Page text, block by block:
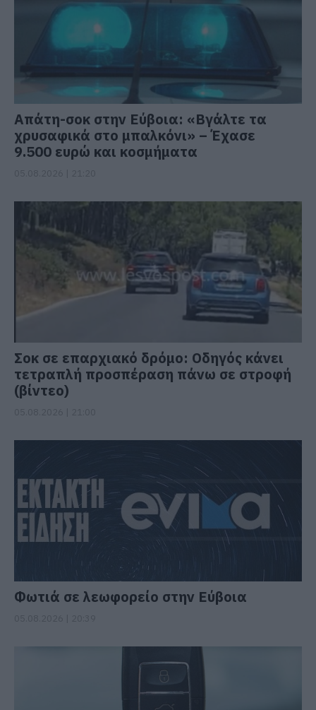
Απάτη-σοκ στην Εύβοια: «Βγάλτε τα
χρυσαφικά στο μπαλκόνι» – Έχασε
9.500 ευρώ και κοσμήματα
Σοκ σε επαρχιακό δρόμο: Οδηγός κάνει
τετραπλή προσπέραση πάνω σε στροφή
(βίντεο)
Φωτιά σε λεωφορείο στην Εύβοια